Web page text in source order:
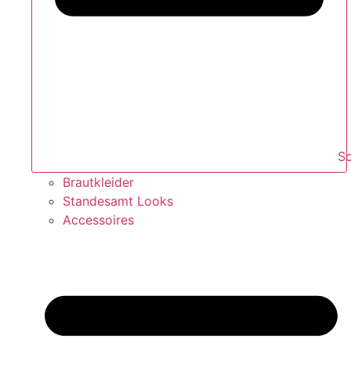
Brautkleider
Standesamt Looks
Accessoires